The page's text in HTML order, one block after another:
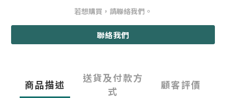
若想購買，請聯絡我們。
聯絡我們
商品描述
送貨及付款方
式
顧客評價